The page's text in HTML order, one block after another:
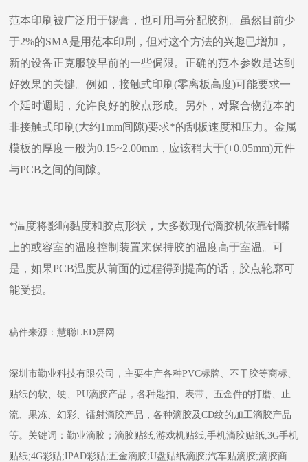
范本印刷被广泛用于锡膏，也可用与分配胶剂。虽然目前少
于2%的SMA是用范本印刷，但对这个方法的兴趣已增加，
新的设备正克服较早前的一些侷限。正确的范本参数是达到
好效果的关键。例如，接触式印刷(零离板高度)可能要求一
个延时週期，允许良好的胶点形成。另外，对聚合物范本的
非接触式印刷(大约1mm间隙)要求*的刮板速度和压力。金属
模板的厚度一般为0.15~2.00mm，应该稍大于(+0.05mm)元件
与PCB之间的间隙。
*温度将影响黏度和胶点形状，大多数现代滴胶机依靠针嘴
上的或容室的温度控制装置来保持胶的温度高于室温。可
是，如果PCB温度从前面的过程得到提高的话，胶点轮廓可
能受损。
稿件来源：慧聪LED屏网
深圳市勤业科技有限公司，主要生产各种PVC标牌、不干胶等商标、
贴纸的软、硬、PU滴胶产品，各种匙扣、表带、五金件的打磨、止
流、果冻、幻彩、镭射滴胶产品，各种滴胶及CD纹的加工滴胶产品
等。关键词：勤业滴胶；滴胶贴纸;游戏机贴纸;手机滴胶贴纸;3G手机
贴纸;4G彩贴;IPAD彩贴;五金滴胶;U盘贴纸滴胶;汽车贴滴胶;滴胶商